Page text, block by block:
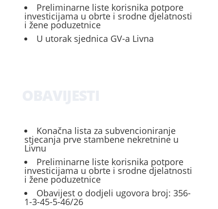
Preliminarne liste korisnika potpore
investicijama u obrte i srodne djelatnosti
i žene poduzetnice
U utorak sjednica GV-a Livna
Konačna lista za subvencioniranje
stjecanja prve stambene nekretnine u
Livnu
Preliminarne liste korisnika potpore
investicijama u obrte i srodne djelatnosti
i žene poduzetnice
Obavijest o dodjeli ugovora broj: 356-
1-3-45-5-46/26